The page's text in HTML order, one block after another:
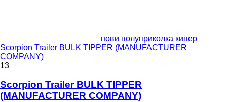
нови полуприколка кипер
Scorpion Trailer BULK TIPPER (MANUFACTURER
COMPANY)
13
Scorpion Trailer BULK TIPPER
(MANUFACTURER COMPANY)